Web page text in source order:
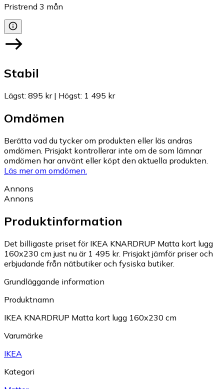
Pristrend 3 mån
Stabil
Lägst: 895 kr| Högst: 1 495 kr
Omdömen
Berätta vad du tycker om produkten eller läs andras
omdömen. Prisjakt kontrollerar inte om de som lämnar
omdömen har använt eller köpt den aktuella produkten.
Läs mer om omdömen.
Annons
Annons
Produktinformation
Det billigaste priset för IKEA KNARDRUP Matta kort lugg
160x230 cm just nu är 1 495 kr. Prisjakt jämför priser och
erbjudande från nätbutiker och fysiska butiker.
Grundläggande information
Produktnamn
IKEA KNARDRUP Matta kort lugg 160x230 cm
Varumärke
IKEA
Kategori